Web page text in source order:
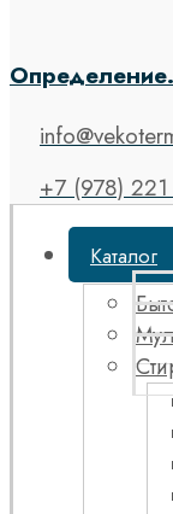
+7 (978)
Каталог